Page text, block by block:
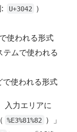
U+3042
）
使われる形式
テムで使われる
で使われる形式
入力エリアに
%E3%81%82
）」